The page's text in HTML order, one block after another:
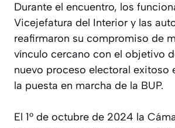
Durante el encuentro, los
Vicejefatura del Interior y las
reafirmaron su compromiso de
vínculo cercano con el objetivo
nuevo proceso electoral exitoso
la puesta en marcha de la BUP.
El 1° de octubre de 2024 la